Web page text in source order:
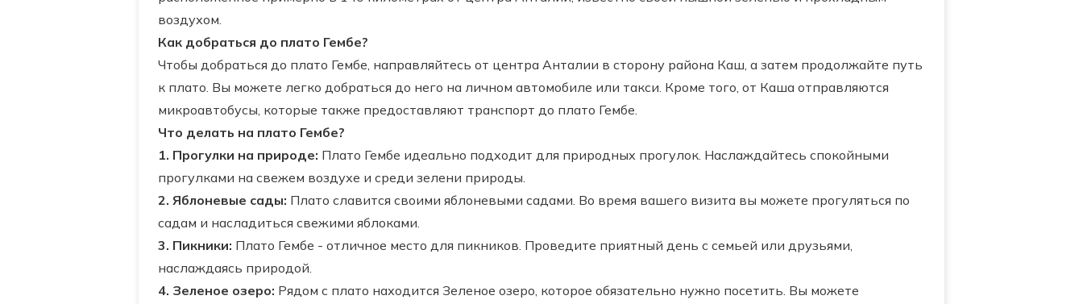
воздухом.
Как добраться до плато Гембе?
Чтобы добраться до плато Гембе, направляйтесь от центра Анталии в сторону района Каш, а затем продолжайте путь
к плато. Вы можете легко добраться до него на личном автомобиле или такси. Кроме того, от Каша отправляются
микроавтобусы, которые также предоставляют транспорт до плато Гембе.
Что делать на плато Гембе?
1. Прогулки на природе: Плато Гембе идеально подходит для природных прогулок. Наслаждайтесь спокойными
прогулками на свежем воздухе и среди зелени природы.
2. Яблоневые сады: Плато славится своими яблоневыми садами. Во время вашего визита вы можете прогуляться по
садам и насладиться свежими яблоками.
3. Пикники: Плато Гембе - отличное место для пикников. Проведите приятный день с семьей или друзьями,
наслаждаясь природой.
4. Зеленое озеро: Рядом с плато находится Зеленое озеро, которое обязательно нужно посетить. Вы можете